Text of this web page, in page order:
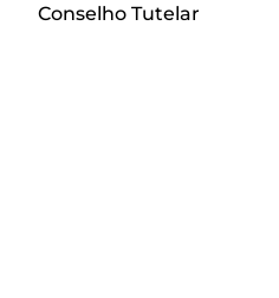
Conselho Tutelar